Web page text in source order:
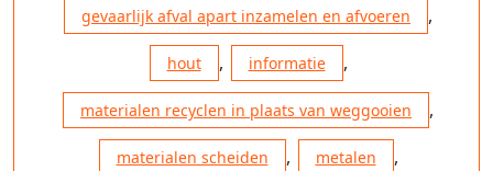
gevaarlijk afval apart inzamelen en afvoeren ,
hout , informatie ,
materialen recyclen in plaats van weggooien ,
materialen scheiden , metalen ,